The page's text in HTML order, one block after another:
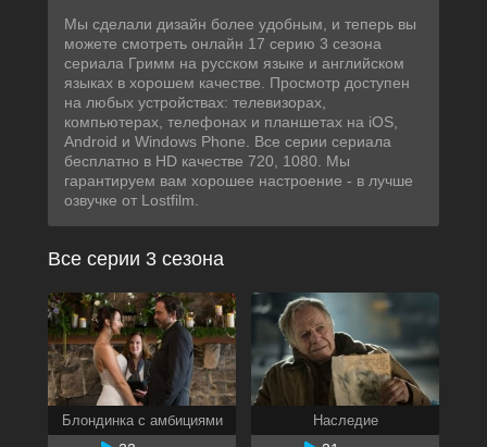
Мы сделали дизайн более удобным, и теперь вы
можете смотреть онлайн 17 серию 3 сезона
сериала Гримм на русском языке и английском
языках в хорошем качестве. Просмотр доступен
на любых устройствах: телевизорах,
компьютерах, телефонах и планшетах на iOS,
Android и Windows Phone. Все серии сериала
бесплатно в HD качестве 720, 1080. Мы
гарантируем вам хорошее настроение - в лучше
озвучке от Lostfilm.
Все серии 3 сезона
Блондинка с амбициями Наследие